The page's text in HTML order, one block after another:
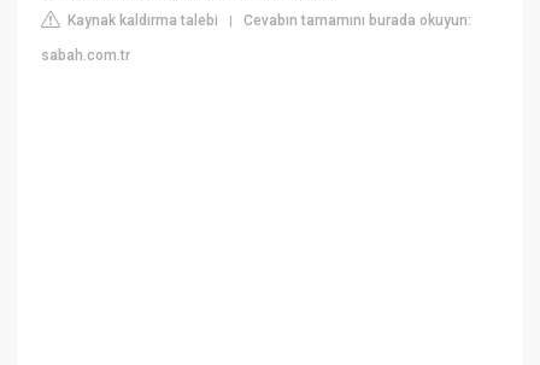
Kaynak kaldırma talebi |Cevabın tamamını burada okuyun:
sabah.com.tr